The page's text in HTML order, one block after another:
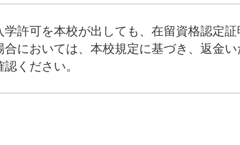
学許可を本校が出しても、在留資格認定
合においては、本校規定に基づき、返金
認ください。